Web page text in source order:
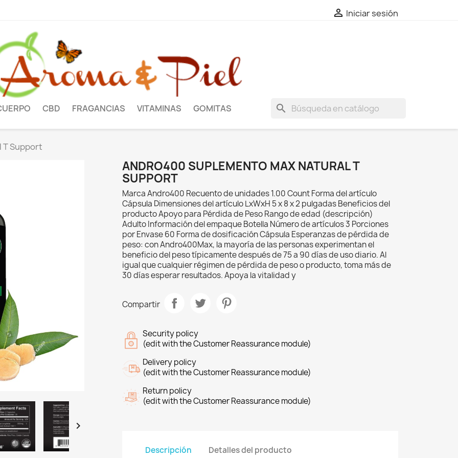
 Iniciar sesión
search
CBD FRAGANCIAS VITAMINAS GOMITAS
T Support

ANDRO400 SUPLEMENTO MAX NATURAL T
SUPPORT
Marca Andro400 Recuento de unidades 1.00 Count Forma del artículo
Cápsula Dimensiones del artículo LxWxH 5 x 8 x 2 pulgadas Beneficios del
producto Apoyo para Pérdida de Peso Rango de edad (descripción)
Adulto Información del empaque Botella Número de artículos 3 Porciones
por Envase 60 Forma de dosificación Cápsula Esperanzas de pérdida de
peso: con Andro400Max, la mayoría de las personas experimentan el
beneficio del peso típicamente después de 75 a 90 días de uso diario. Al
igual que cualquier régimen de pérdida de peso o producto, toma más de
30 días esperar resultados. Apoya la vitalidad y
Compartir
Security policy
(edit with the Customer Reassurance module)
Delivery policy
(edit with the Customer Reassurance module)
Return policy
(edit with the Customer Reassurance module)
Descripción Detalles del producto